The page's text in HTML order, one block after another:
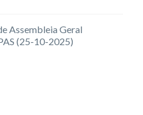
Assembleia Geral
(25-10-2025)